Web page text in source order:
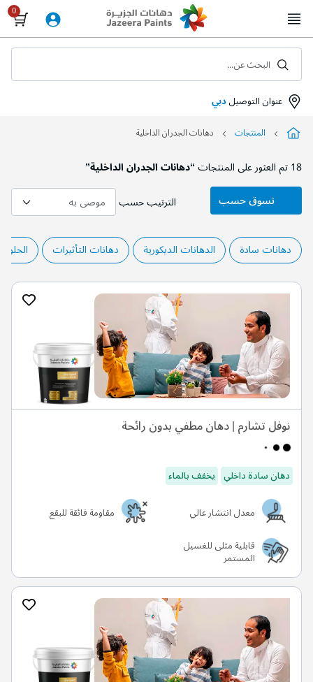
to
Content
عنوان التوصيلدبي
البحث عن...
المنتجات دهانات الجدران الداخلية
18تم العثور على المنتجات“دهانات الجدران الداخلية”
الترتيب حسب
دهانات سادة الدهانات الديكورية دهانات التأثيرات
نوفل تشارم | دهان مطفي بدون رائحة
دهان سادة داخلي يخفف بالماء
معدل انتشار عالي
مقاومة فائقة للبقع
قابلية مثلى للغسيل
المستمر
تسوق حسب